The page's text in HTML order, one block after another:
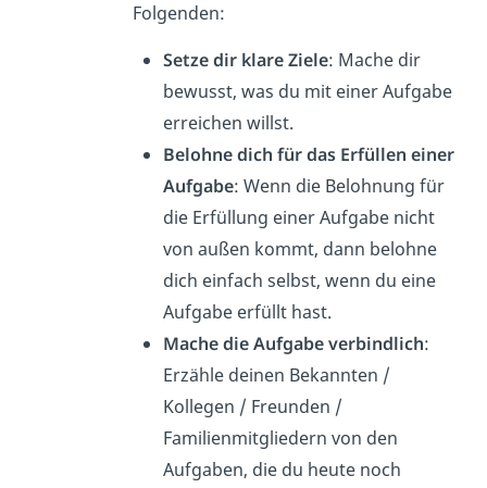
Folgenden:
Setze dir klare Ziele: Mache dir
bewusst, was du mit einer Aufgabe
erreichen willst.
Belohne dich für das Erfüllen einer
Aufgabe: Wenn die Belohnung für
die Erfüllung einer Aufgabe nicht
von außen kommt, dann belohne
dich einfach selbst, wenn du eine
Aufgabe erfüllt hast.
Mache die Aufgabe verbindlich:
Erzähle deinen Bekannten /
Kollegen / Freunden /
Familienmitgliedern von den
Aufgaben, die du heute noch